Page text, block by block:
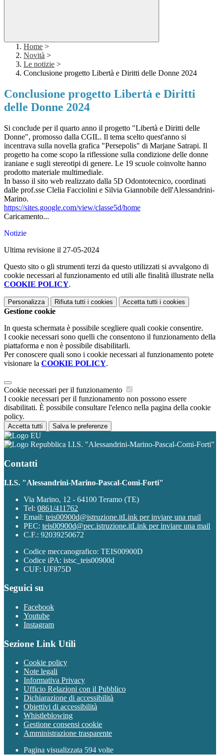
Home >
Novità >
Le notizie >
Conclusione progetto Libertà e Diritti delle Donne 2024
Conclusione progetto Libertà e Diritti
delle Donne 2024
Si conclude per il quarto anno il progetto "Libertà e Diritti delle
Donne", promosso dalla CGIL. Il tema scelto quest'anno si
incentrava sulla novella grafica "Persepolis" di Marjane Satrapi. Il
progetto ha come scopo la riflessione sulla condizione delle donne
iraniane e sugli stereotipi di genere. Le 19 scuole coinvolte hanno
prodotto materiale multimediale.
In basso il sito web realizzato dalla 5D Odontotecnico, coordinati
dalle prof.sse Clelia Facciolini e Silvia Giannobile dell'Alessandrini-
Marino.
https://sites.google.com/view/classe5d/home
Caricamento...
Notizie
Ultima revisione il 27-05-2024
Questo sito o gli strumenti terzi da questo utilizzati si avvalgono di
cookie necessari al funzionamento ed utili alle finalità illustrate nella
COOKIE POLICY.
Personalizza Rifiuta tutti i cookies Accetta tutti i cookies
Gestione cookie
In questa schermata è possibile scegliere quali cookie consentire.
I cookie necessari sono quelli che consentono il funzionamento della
piattaforma e non è possibile disabilitarli.
Per conoscere quali sono i cookie necessari al funzionamento potete
visionare la COOKIE POLICY.
Cookie necessari per il funzionamento
I cookie necessari per il funzionamento non possono essere
disabilitati. È possibile consultare l'elenco nella pagina della cookie
policy.
Accetta tutti Salva le preferenze
I.I.S. "Alessandrini-Marino-Pascal-Comi-Forti"
Contatti
I.I.S. "Alessandrini-Marino-Pascal-Comi-Forti"
Via Marino, 12 - 64100 Teramo (TE)
Tel: 0861/411762
Email: teis00900d@istruzione.itLink per inviare una mail
PEC: teis00900d@pec.istruzione.itLink per inviare una mail
C.F.: 92039250672
Codice meccanografico: TEIS00900D
Codice iPA: istsc_teis00900d
CUF: UF875D
Seguici su
Facebook
Youtube
Instagram
Sezione Link Utili
Cookie policy
Note legali
Informativa Privacy
Ufficio Relazioni con il Pubblico
Dichiarazione di accessibilità
Obiettivi di accessibilità
Whistleblowing
Gestione consensi cookie
Amministrazione trasparente
Pagina visualizzata 594 volte